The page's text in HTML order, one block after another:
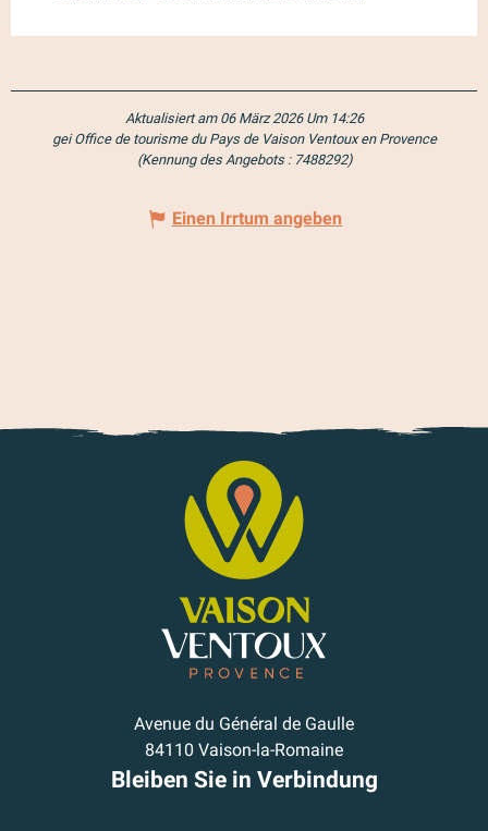
Aktualisiert am 06 März 2026 Um 14:26
gei Office de tourisme du Pays de Vaison Ventoux en Provence
(Kennung des Angebots : 7488292)
Einen Irrtum angeben
Avenue du Général de Gaulle
84110 Vaison-la-Romaine
Bleiben Sie in Verbindung